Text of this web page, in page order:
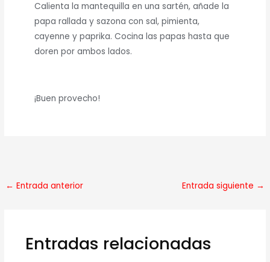
Calienta la mantequilla en una sartén, añade la
papa rallada y sazona con sal, pimienta,
cayenne y paprika. Cocina las papas hasta que
doren por ambos lados.
¡Buen provecho!
← Entrada anterior Entrada siguiente →
Entradas relacionadas